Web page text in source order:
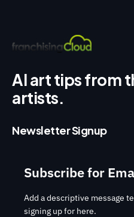
AI art tips from
artists.
Newsletter Signup
Subscribe for
Add a descriptive message
signing up for here.